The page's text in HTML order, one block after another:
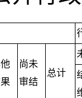
尚未
审结
总计